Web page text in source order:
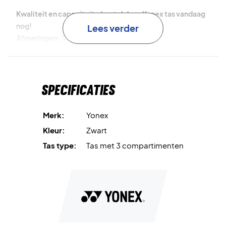
Kwaliteit en capaciteit – bestel deze Yonex tas vandaag
nog!
78 x 38 x 34 cm.
Lees verder
Specificaties
Merk:
Yonex
Kleur:
Zwart
Tas type:
Tas met 3 compartimenten